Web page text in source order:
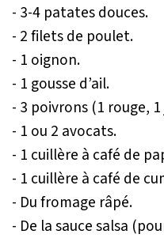
- 3-4 patates douces.
- 2 filets de poulet.
- 1 oignon.
- 1 gousse d’ail.
- 3 poivrons (1 rouge,
- 1 ou 2 avocats.
- 1 cuillère à café de
- 1 cuillère à café de
- Du fromage râpé.
- De la sauce salsa